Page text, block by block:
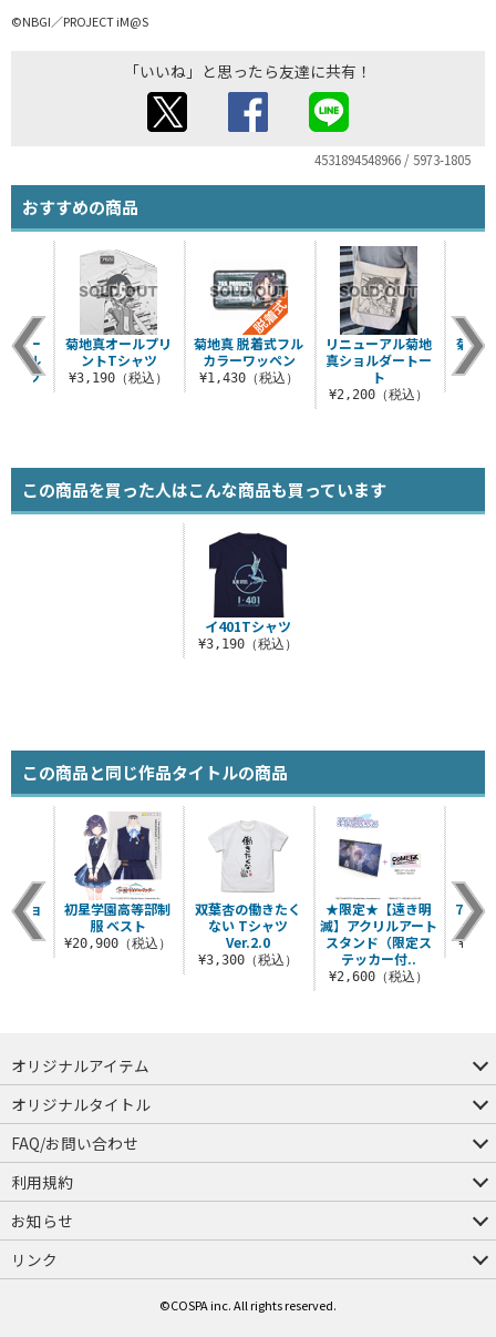
©NBGI／PROJECT iM@S
「いいね」と思ったら友達に共有！
4531894548966 / 5973-1805
おすすめの商品
菊地真 脱着式フル
カラーワッペン
¥1,430（税込）
リニューアル菊地
真ショルダートー
ト
¥2,200（税込）
菊地
ター
ール
ラフ
菊地真オールプリ
ントTシャツ
¥3,190（税込）
この商品を買った人はこんな商品も買っています
イ401Tシャツ
¥3,190（税込）
この商品と同じ作品タイトルの商品
双葉杏の働きたく
ない Tシャツ
Ver.2.0
¥3,300（税込）
★限定★【遠き明
滅】アクリルアート
スタンド（限定ス
テッカー付..
¥2,600（税込）
765プ
ショ
チ
込）
初星学園高等部制
服 ベスト
¥20,900（税込）
オリジナルアイテム
つままれ
つかまれ
ピョコッテ
オリジナルタイトル
アイテムヤ
ミスカトニック大學購買部
FAQ/お問い合わせ
FAQ
お問い合わせ
利用規約
会員規約・ポイント規約
特定商取引法に関する表示
プライバシーポリシー
お知らせ
店舗情報
採用情報
発売日変更のお知らせ
販売代理店・取扱店募集
海外のご案内（English）
リンク
©COSPA inc. All rights reserved.